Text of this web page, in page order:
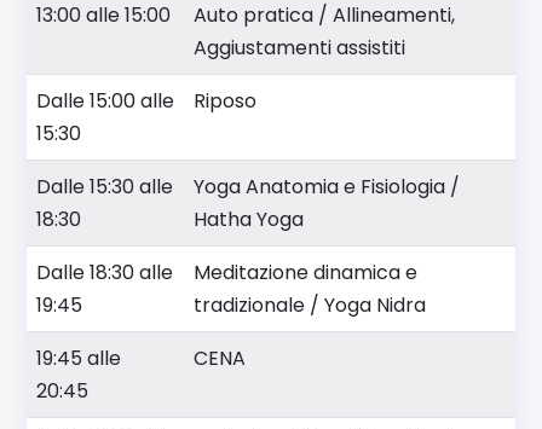
13:00 alle 15:00
Auto pratica / Allineamenti,
Aggiustamenti assistiti
Dalle 15:00 alle
15:30
Riposo
Dalle 15:30 alle
18:30
Yoga Anatomia e Fisiologia /
Hatha Yoga
Dalle 18:30 alle
19:45
Meditazione dinamica e
tradizionale / Yoga Nidra
19:45 alle
20:45
CENA